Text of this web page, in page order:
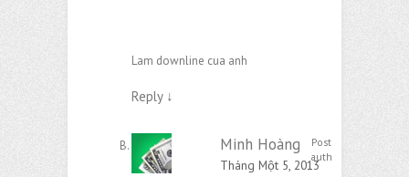
Lam downline cua anh
Reply ↓
Minh Hoàng
Post
author
Tháng Một 5, 2013